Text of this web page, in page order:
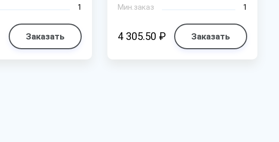
1
Заказать
Мин.заказ
1
4 305.50 ₽ Заказать